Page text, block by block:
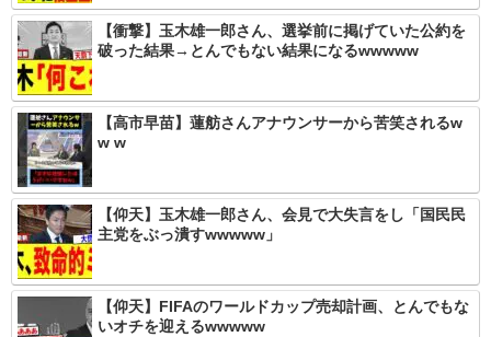
【衝撃】玉木雄一郎さん、選挙前に掲げていた公約を
破った結果→とんでもない結果になるwwwww
【高市早苗】蓮舫さんアナウンサーから苦笑されるw
w w
【仰天】玉木雄一郎さん、会見で大失言をし「国民民
主党をぶっ潰すwwwww」
【仰天】FIFAのワールドカップ売却計画、とんでもな
いオチを迎えるwwwww